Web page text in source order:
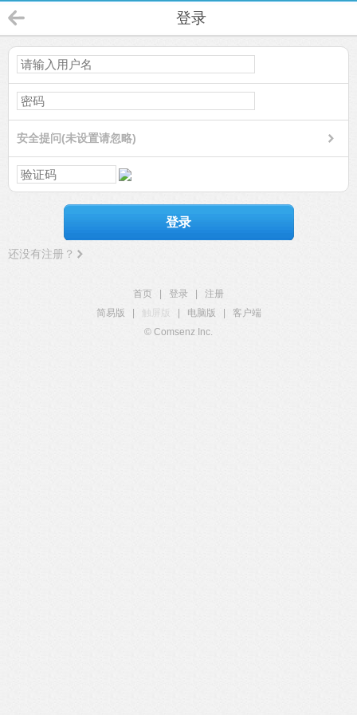
登录
安全提问(未设置请忽略)
登录
还没有注册？
首页 登录
注册
简易版
触屏版 电脑版
客户端
© Comsenz Inc.